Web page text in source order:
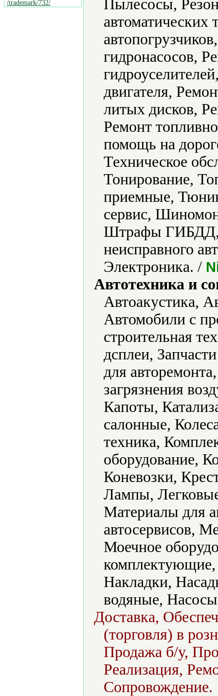
/trademark/732/
Пылесосы,
гидронасосов,
двигателя,
литых дисков,
Ремонт
помощь на
Техническое
Тонирование,
приемные,
сервис,
Штрафы ГИБДД,
неисправного
Электроника. /
Автотехника и
Автоакустика,
Автомобили с
строительная
дсплеи,
для
загрязнения
Капоты,
салонные,
техника,
оборудование,
Коневозки,
Лампы,
Материалы для
автосервисов,
Моечное
Накладки,
водяные,
Доставка,
(торговля) в
Продажа б/у,
Реализация,
Сопровождение.